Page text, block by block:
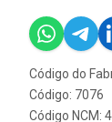
Código do
Código: 7076
Código NCM: